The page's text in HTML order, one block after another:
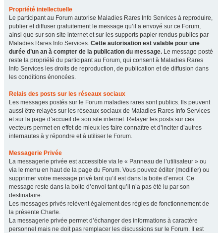
Propriété intellectuelle
Le participant au Forum autorise Maladies Rares Info Services à reproduire,
publier et diffuser gratuitement le message qu’il a envoyé sur ce Forum,
ainsi que sur son site internet et sur les supports papier rendus publics par
Maladies Rares Info Services. Cette autorisation est valable pour une
durée d’un an à compter de la publication du message. Le message posté
reste la propriété du participant au Forum, qui consent à Maladies Rares
Info Services les droits de reproduction, de publication et de diffusion dans
les conditions énoncées.
Relais des posts sur les réseaux sociaux
Les messages postés sur le Forum maladies rares sont publics. Ils peuvent
aussi être relayés sur les réseaux sociaux de Maladies Rares Info Services
et sur la page d’accueil de son site internet. Relayer les posts sur ces
vecteurs permet en effet de mieux les faire connaître et d’inciter d’autres
internautes à y répondre et à utiliser le Forum.
Messagerie Privée
La messagerie privée est accessible via le « Panneau de l’utilisateur » ou
via le menu en haut de la page du Forum. Vous pouvez éditer (modifier) ou
supprimer votre message privé tant qu’il est dans la boite d’envoi. Ce
message reste dans la boite d’envoi tant qu’il n’a pas été lu par son
destinataire.
Les messages privés relèvent également des règles de fonctionnement de
la présente Charte.
La messagerie privée permet d’échanger des informations à caractère
personnel mais ne doit pas remplacer les discussions sur le Forum. Il est